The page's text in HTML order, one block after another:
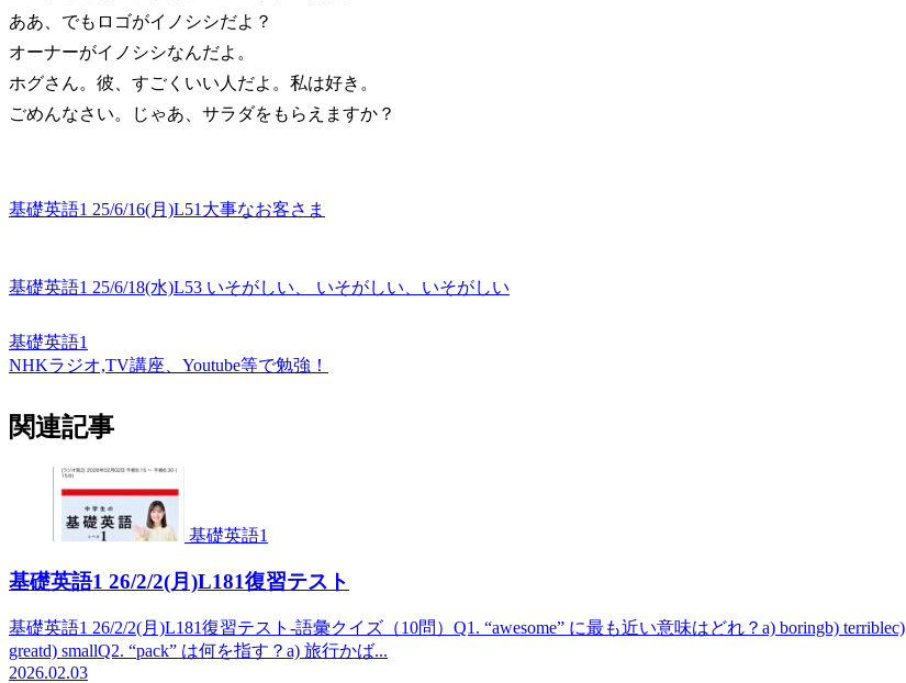
ああ、でもロゴがイノシシだよ？
オーナーがイノシシなんだよ。
ホグさん。彼、すごくいい人だよ。私は好き。
ごめんなさい。じゃあ、サラダをもらえますか？
基礎英語1 25/6/16(月)L51大事なお客さま
基礎英語1 25/6/18(水)L53 いそがしい、 いそがしい、いそがしい
基礎英語1
NHKラジオ,TV講座、Youtube等で勉強！
関連記事
基礎英語1
基礎英語1 26/2/2(月)L181復習テスト
基礎英語1 26/2/2(月)L181復習テスト-語彙クイズ（10問）Q1. “awesome” に最も近い意味はどれ？a) boringb) terriblec)
greatd) smallQ2. “pack” は何を指す？a) 旅行かば...
2026.02.03